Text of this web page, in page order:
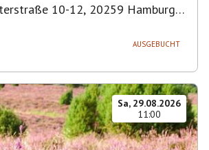
10-12, 20259 Hamburg-
AUSGEBUCHT
Sa, 29.08.2026
11:00